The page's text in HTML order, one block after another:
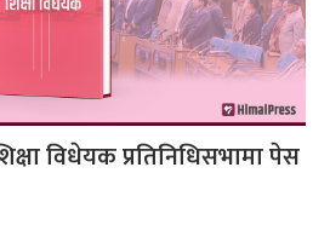
विधेयक प्रतिनिधिसभामा पेस